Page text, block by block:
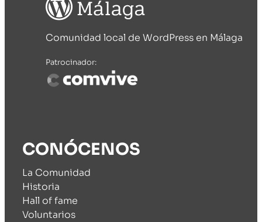
Comunidad local de WordPress en Málaga
Patrocinador:
CONÓCENOS
La Comunidad
Historia
Hall of fame
Voluntarios